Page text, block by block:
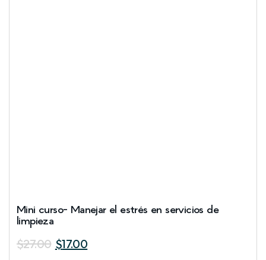
Mini curso- Manejar el estrés en servicios de
limpieza
$27.00 $17.00